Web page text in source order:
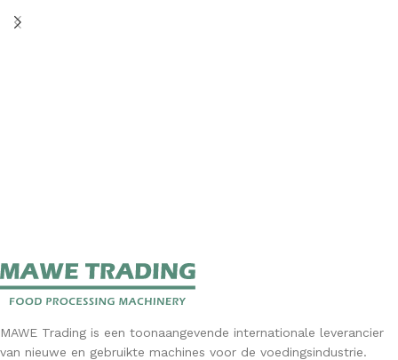
MAWE Trading is een toonaangevende internationale leverancier
van nieuwe en gebruikte machines voor de voedingsindustrie.